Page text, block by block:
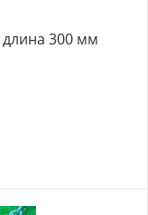
300 мм